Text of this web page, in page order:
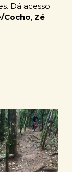
Dá acesso
Cocho, Zé